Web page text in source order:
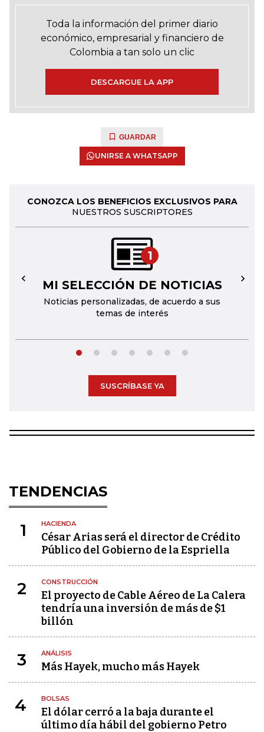
Toda la información del primer diario
económico, empresarial y financiero de
Colombia a tan solo un clic
DESCARGUE LA APP
GUARDAR
UNIRSE A WHATSAPP
CONOZCA LOS BENEFICIOS EXCLUSIVOS PARA
NUESTROS SUSCRIPTORES
1
MI SELECCIÓN DE NOTICIAS
Noticias personalizadas, de acuerdo a sus
temas de interés
← →
SUSCRÍBASE YA
TENDENCIAS
1 HACIENDA
César Arias será el director de Crédito
Público del Gobierno de la Espriella
2 CONSTRUCCIÓN
El proyecto de Cable Aéreo de La Calera
tendría una inversión de más de $1
billón
3 ANÁLISIS
Más Hayek, mucho más Hayek
4 BOLSAS
El dólar cerró a la baja durante el
último día hábil del gobierno Petro